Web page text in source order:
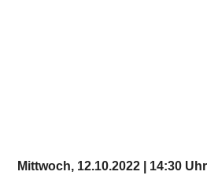
Mittwoch, 12.10.2022 | 14:30